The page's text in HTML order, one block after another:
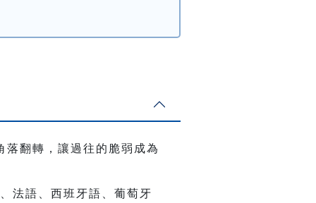
翻轉，讓過往的脆弱成為
法語、西班牙語、葡萄牙